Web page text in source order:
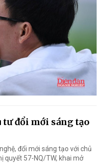
đổi mới sáng tạo
đổi mới sáng tạo với chủ
quyết 57-NQ/TW, khai mở